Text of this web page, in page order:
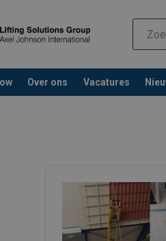
Over ons Vacatures